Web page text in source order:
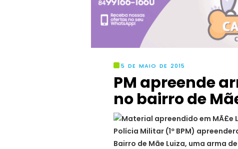
5 DE MAIO DE 2015
PM apreende
no bairro de
Polícia Militar (1º BPM)
Bairro de Mãe Luiza, uma arma